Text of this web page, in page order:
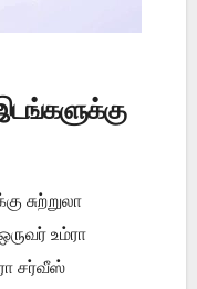
இடங்களுக்கு
சுற்றுலா
உம்ரா
சர்வீஸ்